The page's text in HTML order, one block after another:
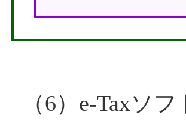
（6）e-Taxソ